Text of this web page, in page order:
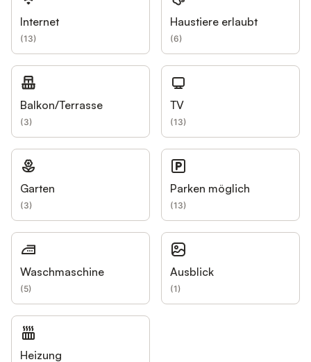
Internet
(13)
Haustiere erlaubt
(6)
Balkon/Terrasse
(3)
TV
(13)
Garten
(3)
Parken möglich
(13)
Waschmaschine
(5)
Ausblick
(1)
Heizung